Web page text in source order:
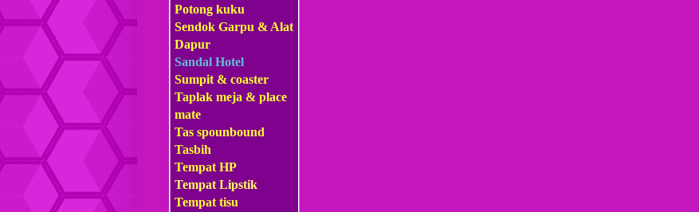
Potong kuku
Sendok Garpu & Alat
Dapur
Sandal Hotel
Sumpit & coaster
Taplak meja & place
mate
Tas spounbound
Tasbih
Tempat HP
Tempat Lipstik
Tempat tisu